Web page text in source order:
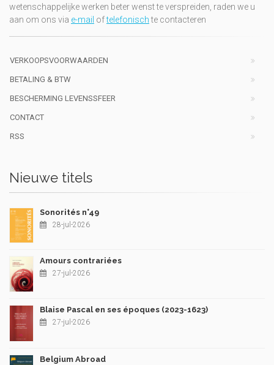
wetenschappelijke werken beter wenst te verspreiden, raden we u
aan om ons via e-mail oftelefonischte contacteren
VERKOOPSVOORWAARDEN
BETALING & BTW
BESCHERMING LEVENSSFEER
CONTACT
RSS
Nieuwe titels
Sonorités n°49
28-jul-2026
Amours contrariées
27-jul-2026
Blaise Pascal en ses époques (2023-1623)
27-jul-2026
Belgium Abroad